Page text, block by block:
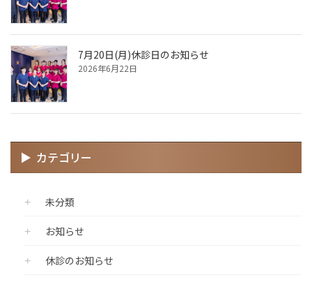
7月20日(月)休診日のお知らせ
2026年6月22日
カテゴリー
未分類
お知らせ
休診のお知らせ